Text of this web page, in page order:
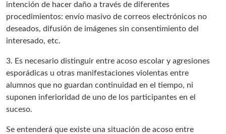
intención de hacer daño a través de diferentes
procedimientos: envío masivo de correos electrónicos no
deseados, difusión de imágenes sin consentimiento del
interesado, etc.
3. Es necesario distinguir entre acoso escolar y agresiones
esporádicas u otras manifestaciones violentas entre
alumnos que no guardan continuidad en el tiempo, ni
suponen inferioridad de uno de los participantes en el
suceso.
Se entenderá que existe una situación de acoso entre